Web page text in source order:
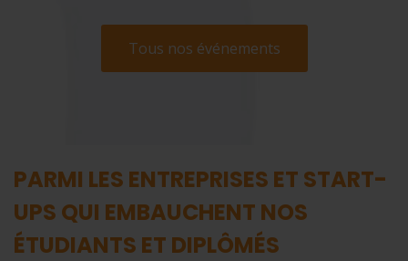
Tous nos événements
PARMI LES ENTREPRISES ET START-
UPS QUI EMBAUCHENT NOS
ÉTUDIANTS ET DIPLÔMÉS